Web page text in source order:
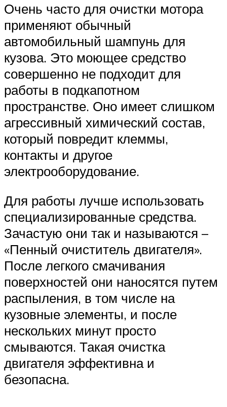
Очень часто для очистки мотора
применяют обычный
автомобильный шампунь для
кузова. Это моющее средство
совершенно не подходит для
работы в подкапотном
пространстве. Оно имеет слишком
агрессивный химический состав,
который повредит клеммы,
контакты и другое
электрооборудование.
Для работы лучше использовать
специализированные средства.
Зачастую они так и называются –
«Пенный очиститель двигателя».
После легкого смачивания
поверхностей они наносятся путем
распыления, в том числе на
кузовные элементы, и после
нескольких минут просто
смываются. Такая очистка
двигателя эффективна и
безопасна.